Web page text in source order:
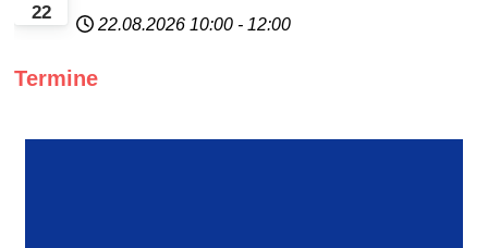
22
22.08.2026 10:00 - 12:00
Termine